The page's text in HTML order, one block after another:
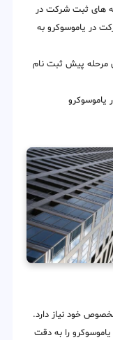
های ثبت شرکت در
در یاموسوکرو به
مرحله پیش ثبت نام
یاموسوکرو
خود نیاز دارد.
را به دقت